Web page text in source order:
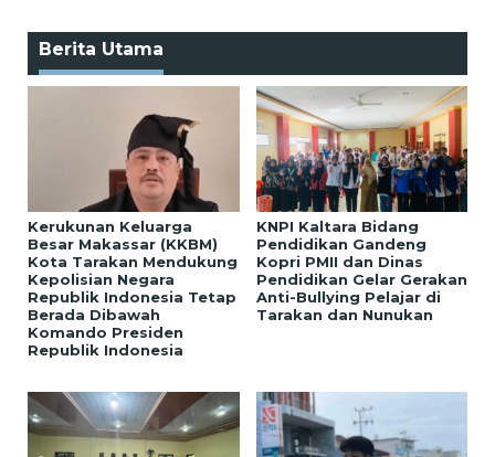
Berita Utama
Kerukunan Keluarga
Besar Makassar (KKBM)
Kota Tarakan Mendukung
Kepolisian Negara
Republik Indonesia Tetap
Berada Dibawah
Komando Presiden
Republik Indonesia
KNPI Kaltara Bidang
Pendidikan Gandeng
Kopri PMII dan Dinas
Pendidikan Gelar Gerakan
Anti-Bullying Pelajar di
Tarakan dan Nunukan